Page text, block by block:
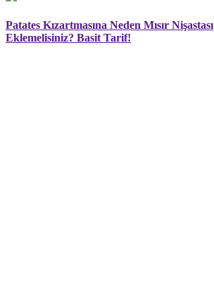
Patates Kızartmasına Neden Mısır Nişastası
Eklemelisiniz? Basit Tarif!